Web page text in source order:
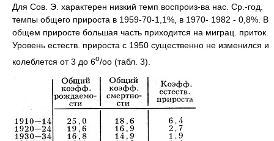
Для Сов. Э. характерен низкий темп воспроиз-ва нас. Ср.-год.
темпы общего прироста в 1959-70-1,1%, в 1970- 1982 - 0,8%. В
общем приросте большая часть приходится на миграц. приток.
Уровень естеств. прироста с 1950 существенно не изменился и
колеблется от 3 до 6o/оо (табл. 3).